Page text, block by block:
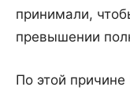
принимали,
превышении
По этой причине